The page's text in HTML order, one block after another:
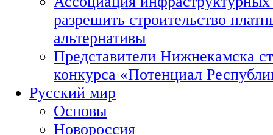
разрешить строительство
альтернативы
Представители Нижнекамска
конкурса «Потенциал
Русский мир
Основы
Новороссия